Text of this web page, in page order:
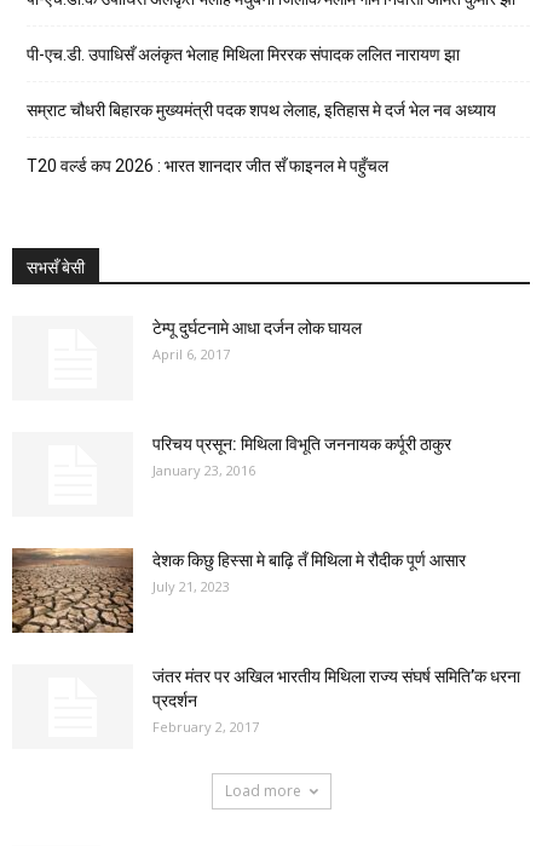
पी-एच.डी. उपाधिसँ अलंकृत भेलाह मिथिला मिररक संपादक ललित नारायण झा
सम्राट चौधरी बिहारक मुख्यमंत्री पदक शपथ लेलाह, इतिहास मे दर्ज भेल नव अध्याय
T20 वर्ल्ड कप 2026 : भारत शानदार जीत सँ फाइनल मे पहुँचल
सभसँ बेसी
टेम्पू दुर्घटनामे आधा दर्जन लोक घायल
April 6, 2017
परिचय प्रसून: मिथिला विभूति जननायक कर्पूरी ठाकुर
January 23, 2016
देशक किछु हिस्सा मे बाढ़ि तँ मिथिला मे रौदीक पूर्ण आसार
July 21, 2023
जंतर मंतर पर अखिल भारतीय मिथिला राज्य संघर्ष समिति’क धरना
प्रदर्शन
February 2, 2017
Load more